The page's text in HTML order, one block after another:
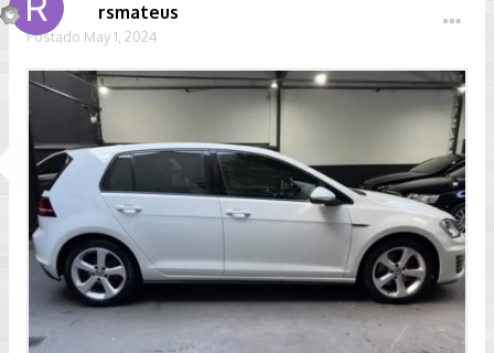
rsmateus
Postado May 1, 2024